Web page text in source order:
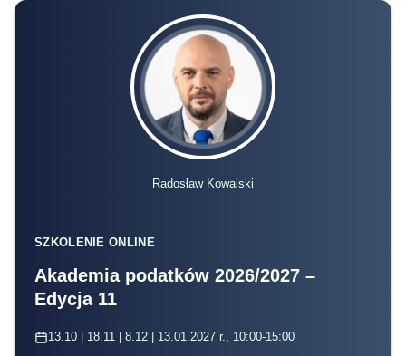
Radosław Kowalski
SZKOLENIE ONLINE
Akademia podatków 2026/2027 –
Edycja 11
13.10 | 18.11 | 8.12 | 13.01.2027 r., 10:00-15:00